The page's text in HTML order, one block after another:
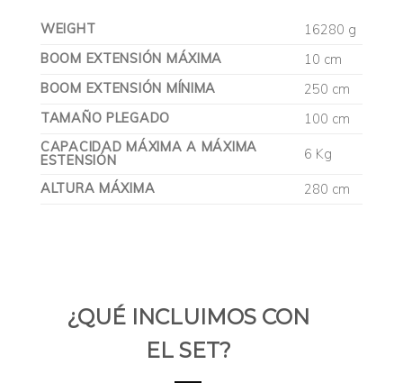
WEIGHT
16280 g
BOOM EXTENSIÓN MÁXIMA
10 cm
BOOM EXTENSIÓN MÍNIMA
250 cm
TAMAÑO PLEGADO
100 cm
CAPACIDAD MÁXIMA A MÁXIMA
ESTENSIÓN
6 Kg
ALTURA MÁXIMA 280 cm
¿QUÉ INCLUIMOS CON
EL SET?